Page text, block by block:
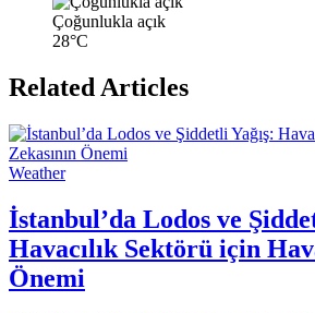
Çoğunlukla açık
28°C
Related Articles
Weather
İstanbul’da Lodos ve
Havacılık Sektörü için
Önemi